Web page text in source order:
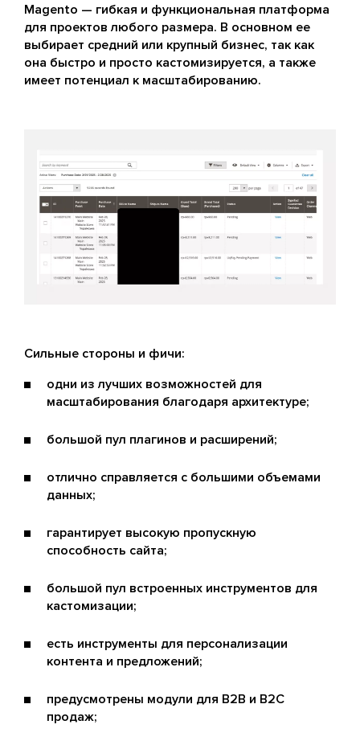
Magento — гибкая и функциональная платформа
для проектов любого размера. В основном ее
выбирает средний или крупный бизнес, так как
она быстро и просто кастомизируется, а также
имеет потенциал к масштабированию.
Сильные стороны и фичи:
одни из лучших возможностей для
масштабирования благодаря архитектуре;
большой пул плагинов и расширений;
отлично справляется с большими объемами
данных;
гарантирует высокую пропускную
способность сайта;
большой пул встроенных инструментов для
кастомизации;
есть инструменты для персонализации
контента и предложений;
предусмотрены модули для B2B и B2C
продаж;